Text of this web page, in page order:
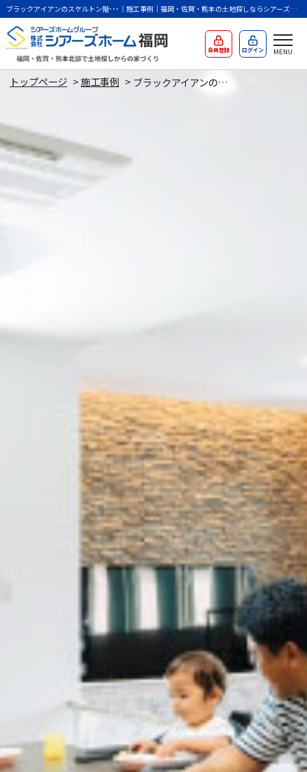
ブラックアイアンのスケルトン階･･･｜施工事例｜福岡・佐賀・熊本の土地探しならシアーズホ
ームバースにお任せください。
会員登録 ログイン
トップページ >施工事例 > ブラックアイアンのスケルトン階段のある家（福岡県筑紫野市）